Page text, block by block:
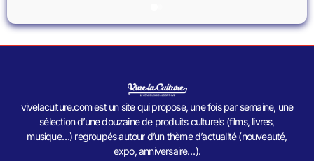
vivelaculture.com est un site qui propose, une fois par semaine, une
sélection d’une douzaine de produits culturels (films, livres,
musique…) regroupés autour d’un thème d’actualité (nouveauté,
expo, anniversaire…).